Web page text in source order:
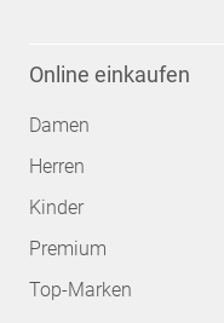
Online einkaufen
Damen
Herren
Kinder
Premium
Top-Marken